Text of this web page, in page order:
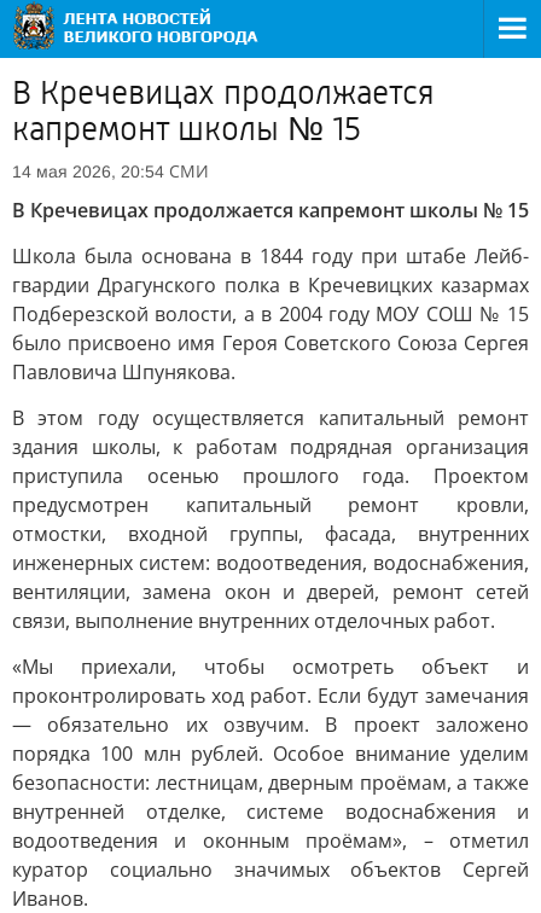
В Кречевицах продолжается
капремонт школы № 15
14 мая 2026, 20:54 СМИ
В Кречевицах продолжается капремонт школы № 15
Школа была основана в 1844 году при штабе Лейб-
гвардии Драгунского полка в Кречевицких казармах
Подберезской волости, а в 2004 году МОУ СОШ № 15
было присвоено имя Героя Советского Союза Сергея
Павловича Шпунякова.
В этом году осуществляется капитальный ремонт
здания школы, к работам подрядная организация
приступила осенью прошлого года. Проектом
предусмотрен капитальный ремонт кровли,
отмостки, входной группы, фасада, внутренних
инженерных систем: водоотведения, водоснабжения,
вентиляции, замена окон и дверей, ремонт сетей
связи, выполнение внутренних отделочных работ.
«Мы приехали, чтобы осмотреть объект и
проконтролировать ход работ. Если будут замечания
— обязательно их озвучим. В проект заложено
порядка 100 млн рублей. Особое внимание уделим
безопасности: лестницам, дверным проёмам, а также
внутренней отделке, системе водоснабжения и
водоотведения и оконным проёмам», – отметил
куратор социально значимых объектов Сергей
Иванов.